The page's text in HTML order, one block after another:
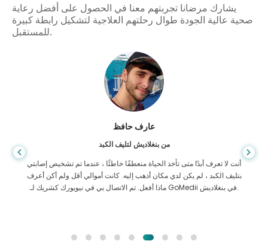
يشارك مرضانا تجربتهم معنا في الحصول على أفضل رعاية
صحية عالية الجودة طوال رحلتهم العلاجية لتشكيل رابطة كبيرة
للمستقبل.
عارف حافظ
من بنغلاديش لتليف الكبد
أنت لا تعرف أبدًا متى تأخذ الحياة منعطفًا خاطئًا ، عندما تم تشخيص إصابتي
بتليف الكبد ، لم يكن لدي مكان أذهب إليه. كانت أموالي أقل ولم أكن أعرف
ماذا أفعل. تم الاتصال بي في نيويورك كشريك لـ GoMedii في بنغلاديش.